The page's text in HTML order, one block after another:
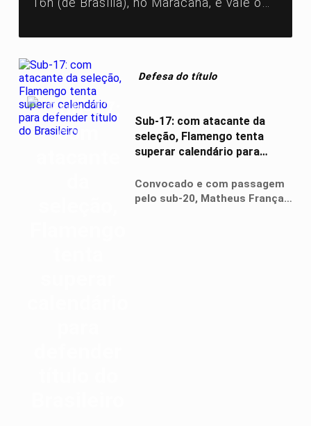
Negro venceu o primeiro
Defesa do título
Sub-17: com atacante da
seleção, Flamengo tenta
superar calendário para
Convocado e com passagem
pelo sub-20, Matheus França